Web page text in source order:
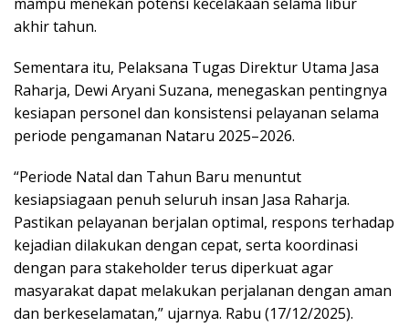
akhir tahun.
Sementara itu, Pelaksana Tugas Direktur Utama Jasa
Raharja, Dewi Aryani Suzana, menegaskan pentingnya
kesiapan personel dan konsistensi pelayanan selama
periode pengamanan Nataru 2025–2026.
“Periode Natal dan Tahun Baru menuntut
kesiapsiagaan penuh seluruh insan Jasa Raharja.
Pastikan pelayanan berjalan optimal, respons terhadap
kejadian dilakukan dengan cepat, serta koordinasi
dengan para stakeholder terus diperkuat agar
masyarakat dapat melakukan perjalanan dengan aman
dan berkeselamatan,” ujarnya. Rabu (17/12/2025).